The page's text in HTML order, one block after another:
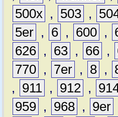
500x , 503 ,
5er , 6 , 600 ,
626 , 63 , 66 ,
770 , 7er , 8 ,
,
911 , 912 ,
959 , 968 , 9er